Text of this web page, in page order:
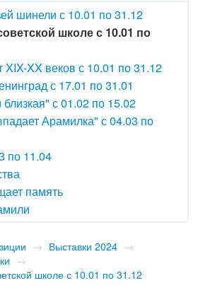
шинели с 10.01 по 31.12
школе с 10.01 по
XIX-XX веков с 10.01 по 31.12
с 17.01 по 31.01
с 01.02 по 15.02
Арамилка" с 04.03 по
по 11.04
память
→ Выставки 2024 →
→
школе с 10.01 по 31.12